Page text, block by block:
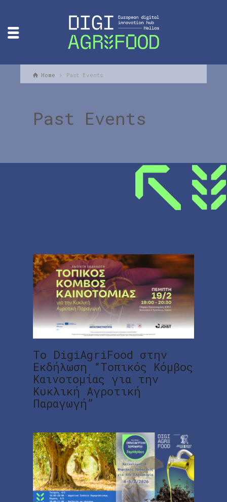
Home Past Events
Past Events
Το DigiAgriFood στην
Εκδήλωση “Τοπικός Κόμβος
Καινοτομίας για την
Κυκλική Αγροτική
Παραγωγή”